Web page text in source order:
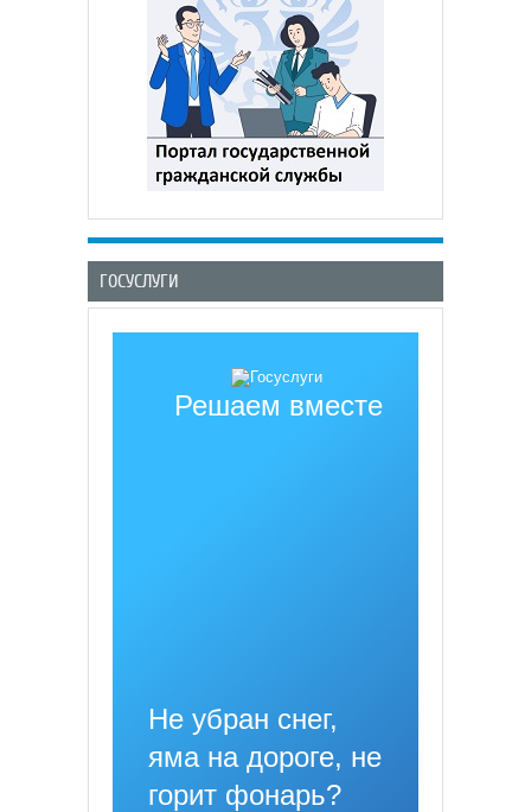
ГОСУСЛУГИ
Решаем вместе
Не убран снег,
яма на дороге, не
горит фонарь?